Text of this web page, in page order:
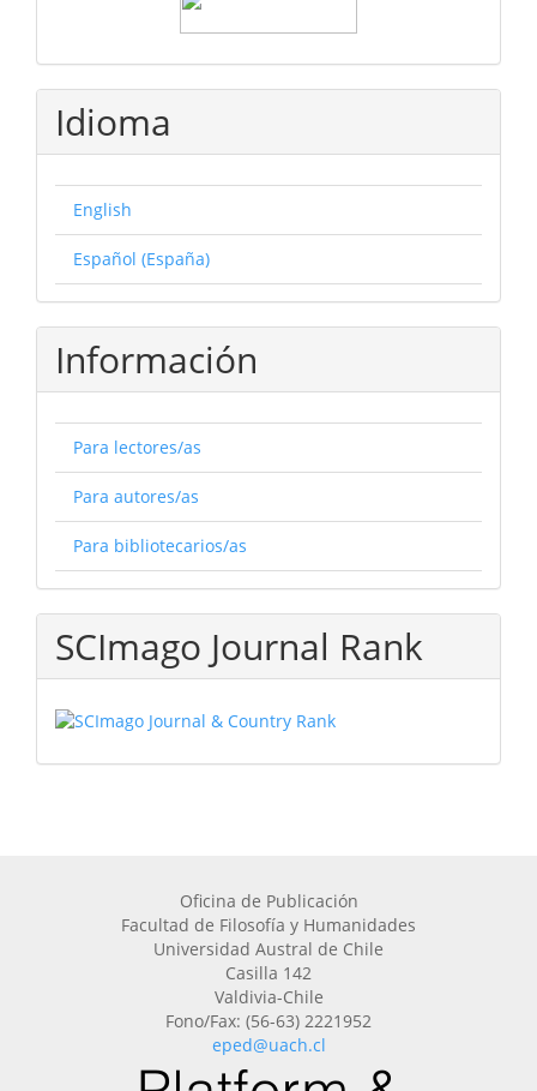
Idioma
English
Español (España)
Información
Para lectores/as
Para autores/as
Para bibliotecarios/as
SCImago Journal Rank
Oficina de Publicación
Facultad de Filosofía y Humanidades
Universidad Austral de Chile
Casilla 142
Valdivia-Chile
Fono/Fax: (56-63) 2221952
eped@uach.cl